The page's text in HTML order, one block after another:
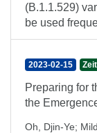
(B.1.1.529)
be used
2023-02-15
Preparing for
the
Oh, Djin-Ye;